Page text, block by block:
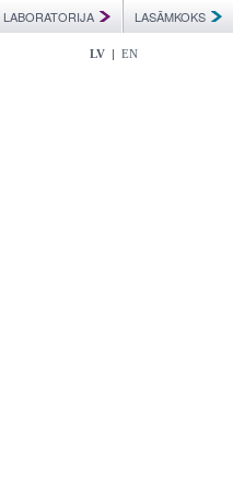
LABORATORIJA LASĀMKOKS
LV | EN